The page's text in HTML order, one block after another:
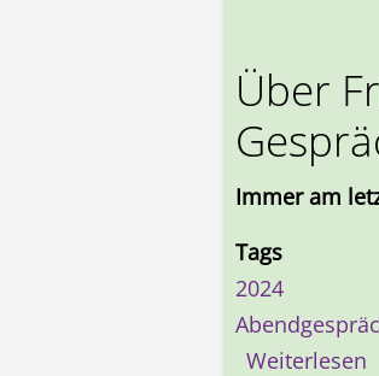
Über
Immer am
Tags
2024
Weiterlesen